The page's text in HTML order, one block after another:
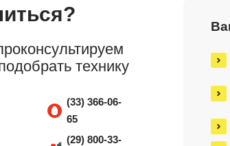
технику
(33) 366-06-
65
(29) 800-33-